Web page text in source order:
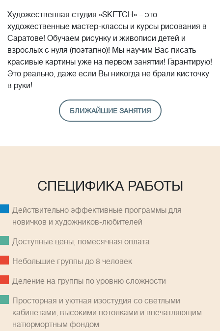
Художественная студия «SKETCH» – это
художественные мастер-классы и курсы рисования в
Саратове! Обучаем рисунку и живописи детей и
взрослых с нуля (поэтапно)! Мы научим Вас писать
красивые картины уже на первом занятии! Гарантирую!
Это реально, даже если Вы никогда не брали кисточку
в руки!
БЛИЖАЙШИЕ ЗАНЯТИЯ
СПЕЦИФИКА РАБОТЫ
Действительно эффективные программы для
новичков и художников-любителей
Доступные цены, помесячная оплатa
Небольшие группы до 8 человек
Деление на группы по уровню сложности
Просторная и уютная изостудия со светлыми
кабинетами, высокими потолками и впечатляющим
натюрмортным фондом